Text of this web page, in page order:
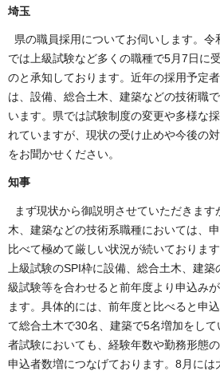
埼玉
県の職員採用についてお伺いします。
では上級試験など多くの職種で5月7日に
のと承知しております。近年の採用予定
は、設備、総合土木、建築などの技術職
います。県では試験制度の変更や多様な
れていますが、現状の受け止めや今後の
をお聞かせください。
知事
まず現状から御説明させていただきます
木、建築などの技術系職種においては、
比べて極めて厳しい状況が続いておりま
上級試験のSPI枠に設備、総合土木、建
級試験等を合わせると前年度より申込み
ます。具体的には、前年度と比べると申
て総合土木で30名、建築で5名増加をし
者試験においても、経験年数や勤務形態
申込者数増につなげております。8月に